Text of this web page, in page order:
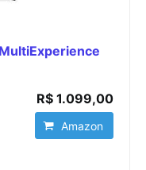
R$ 1.099,00
Amazon